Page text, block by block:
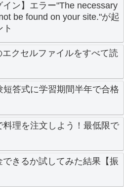
イン】エラー"The necessary
be found on your site."が起
ト
エクセルファイルをすべて読
答式に学習期間半年で合格
理を注文しよう！最低限で
きるか試してみた結果【振